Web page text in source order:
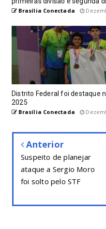
Brasília Conectada
Distrito Federal foi destaque
2025
Brasília Conectada
Anterior
Suspeito de planejar
ataque a Sergio Moro
foi solto pelo STF